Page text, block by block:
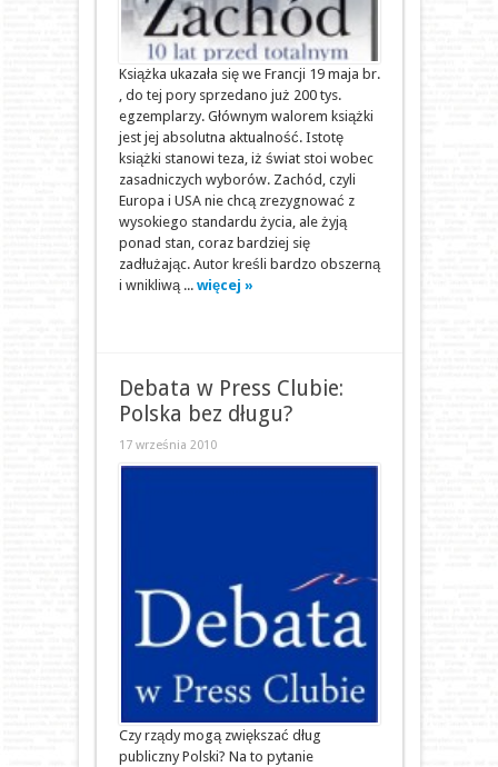
Książka ukazała się we Francji 19 maja br.
, do tej pory sprzedano już 200 tys.
egzemplarzy. Głównym walorem książki
jest jej absolutna aktualność. Istotę
książki stanowi teza, iż świat stoi wobec
zasadniczych wyborów. Zachód, czyli
Europa i USA nie chcą zrezygnować z
wysokiego standardu życia, ale żyją
ponad stan, coraz bardziej się
zadłużając. Autor kreśli bardzo obszerną
i wnikliwą ... więcej »
Debata w Press Clubie:
Polska bez długu?
17 września 2010
Czy rządy mogą zwiększać dług
publiczny Polski? Na to pytanie